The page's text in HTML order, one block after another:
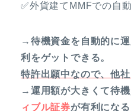
✅外貨建てMMFでの自
→待機資金を自動的に
利をゲットできる。
特許出願中なので、他
→運用額が大きくて待機
ィブル証券が有利になる